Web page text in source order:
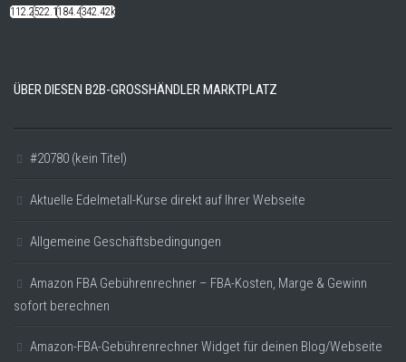
112.22k522.14k184.48k342.42k
ÜBER DIESEN B2B-GROSSHÄNDLER MARKTPLATZ
#20780 (kein Titel)
Aktuelle Edelmetall-Kurse direkt auf Ihrer Webseite
Allgemeine Geschäftsbedingungen
Amazon FBA Gebührenrechner – FBA-Kosten, Marge & Gewinn
sofort berechnen
Amazon-FBA-Gebührenrechner Widget für deinen Blog/Webseite